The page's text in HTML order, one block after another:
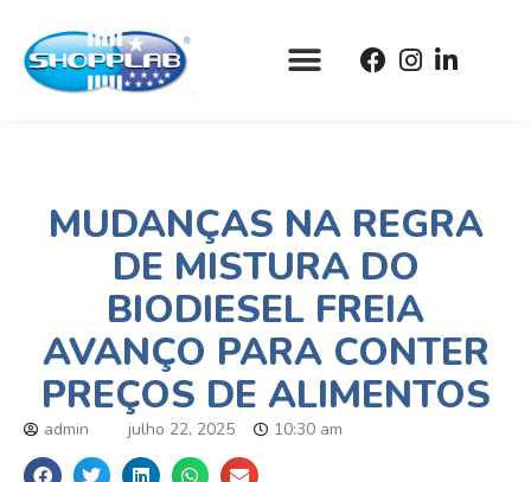
MUDANÇAS NA REGRA
DE MISTURA DO
BIODIESEL FREIA
AVANÇO PARA CONTER
PREÇOS DE ALIMENTOS
admin julho 22, 2025 10:30 am